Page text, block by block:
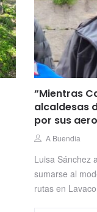
“Mientras
alcaldesas
por sus
Author
A Buendia
Luisa Sánchez
sumarse al
rutas en